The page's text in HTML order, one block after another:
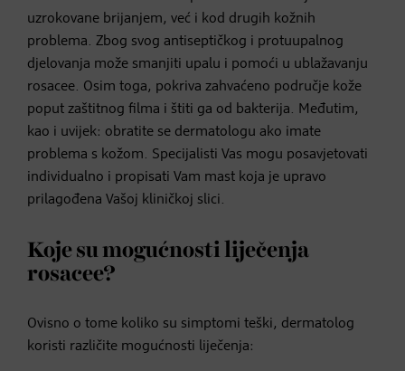
uzrokovane brijanjem, već i kod drugih kožnih
problema. Zbog svog antiseptičkog i protuupalnog
djelovanja može smanjiti upalu i pomoći u ublažavanju
rosacee. Osim toga, pokriva zahvaćeno područje kože
poput zaštitnog filma i štiti ga od bakterija. Međutim,
kao i uvijek: obratite se dermatologu ako imate
problema s kožom. Specijalisti Vas mogu posavjetovati
individualno i propisati Vam mast koja je upravo
prilagođena Vašoj kliničkoj slici.
Koje su mogućnosti liječenja
rosacee?
Ovisno o tome koliko su simptomi teški, dermatolog
koristi različite mogućnosti liječenja: